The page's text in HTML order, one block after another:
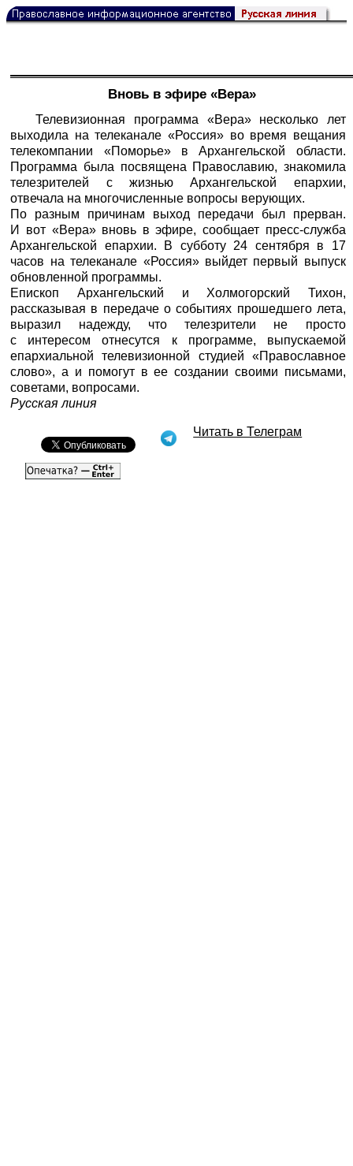
Вновь в эфире «Вера»
Телевизионная программа «Вера» несколько лет
выходила на телеканале «Россия» во время вещания
телекомпании «Поморье» в Архангельской области.
Программа была посвящена Православию, знакомила
телезрителей с жизнью Архангельской епархии,
отвечала на многочисленные вопросы верующих.
По разным причинам выход передачи был прерван.
И вот «Вера» вновь в эфире, сообщает пресс-служба
Архангельской епархии. В субботу 24 сентября в 17
часов на телеканале «Россия» выйдет первый выпуск
обновленной программы.
Епископ Архангельский и Холмогорский Тихон,
рассказывая в передаче о событиях прошедшего лета,
выразил надежду, что телезрители не просто
с интересом отнесутся к программе, выпускаемой
епархиальной телевизионной студией «Православное
слово», а и помогут в ее создании своими письмами,
советами, вопросами.
Русская линия
Читать в Телеграм